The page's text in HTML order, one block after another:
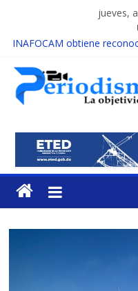
jueves,
INAFOCAM obtiene
15 de febrero de cada año
cáncer infantil
EL ENFOQUE
MESCyT y Universidad
reclusos
MESCyT presenta
Educación